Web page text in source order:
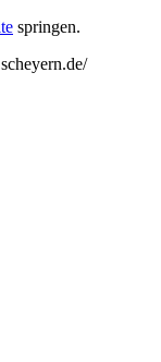
springen.